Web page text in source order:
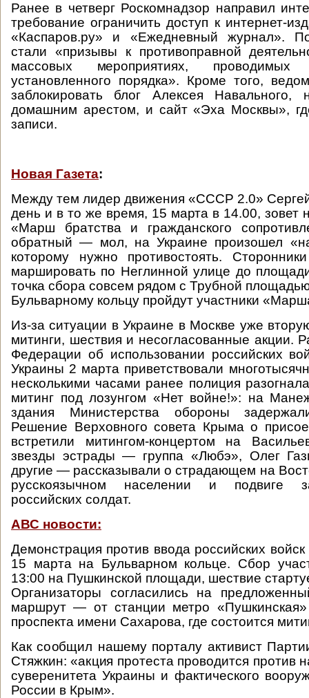
Ранее в четверг Роскомнадзор направил
требование ограничить доступ к интернет-
«Каспаров.ру» и «Ежедневный журнал».
стали «призывы к противоправной
массовых мероприятиях,
установленного порядка». Кроме того,
заблокировать блог Алексея Навального,
домашним арестом, и сайт «Эха Москвы»,
записи.
Новая Газета:
Между тем лидер движения «СССР 2.0»
день и в то же время, 15 марта в 14.00,
«Марш братства и гражданского
обратный — мол, на Украине произошел
которому нужно противостоять.
маршировать по Неглинной улице до
точка сбора совсем рядом с Трубной
Бульварному кольцу пройдут участники
Из-за ситуации в Украине в Москве уже
митинги, шествия и несогласованные акции.
Федерации об использовании российских
Украины 2 марта приветствовали
несколькими часами ранее полиция
митинг под лозунгом «Нет войне!»: на
здания Министерства обороны
Решение Верховного совета Крыма о
встретили митингом-концертом на
звезды эстрады — группа «Любэ», Олег
другие — рассказывали о страдающем на
русскоязычном населении и подвиге
российских солдат.
АВС новости:
Демонстрация против ввода российских
15 марта на Бульварном кольце. Сбор
13:00 на Пушкинской площади, шествие
Организаторы согласились на
маршрут — от станции метро
проспекта имени Сахарова, где состоится
Как сообщил нашему порталу активист
Стяжкин: «акция протеста проводится против
суверенитета Украины и фактического
России в Крым».